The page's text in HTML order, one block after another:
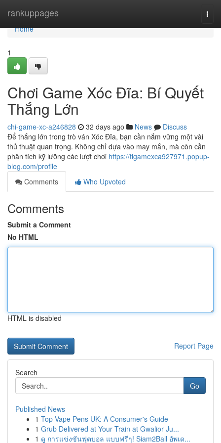
rankuppages
Home
Home
1
Chơi Game Xóc Đĩa: Bí Quyết
Thắng Lớn
chi-game-xc-a246828 32 days ago News
Discuss
Để thắng lớn trong trò ván Xóc Đĩa, bạn cần nắm vững một vài
thủ thuật quan trọng. Không chỉ dựa vào may mắn, mà còn cần
phân tích kỹ lưỡng các lượt chơi https://tigamexca927971.popup-
blog.com/profile
Comments
Who Upvoted
Comments
Submit a Comment
No HTML
HTML is disabled
Report Page
Search
Go
Published News
1 Top Vape Pens UK: A Consumer's Guide
1 Grub Delivered at Your Train at Gwalior Ju...
1 ดู การแข่งขันฟุตบอล แบบฟรีๆ! Siam2Ball อัพเด...